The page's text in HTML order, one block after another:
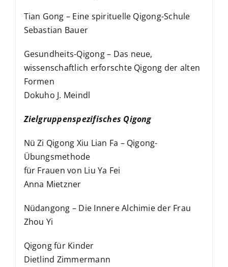
Tian Gong – Eine spirituelle Qigong-Schule
Sebastian Bauer
Gesundheits-Qigong – Das neue,
wissenschaftlich erforschte Qigong der alten
Formen
Dokuho J. Meindl
Zielgruppenspezifisches Qigong
Nü Zi Qigong Xiu Lian Fa – Qigong-
Übungsmethode
für Frauen von Liu Ya Fei
Anna Mietzner
Nüdangong – Die Innere Alchimie der Frau
Zhou Yi
Qigong für Kinder
Dietlind Zimmermann